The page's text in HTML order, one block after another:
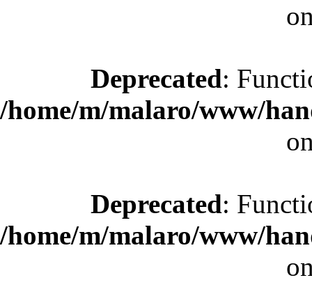
Deprecated:
/home/m/malaro/www/
Deprecated:
/home/m/malaro/www/